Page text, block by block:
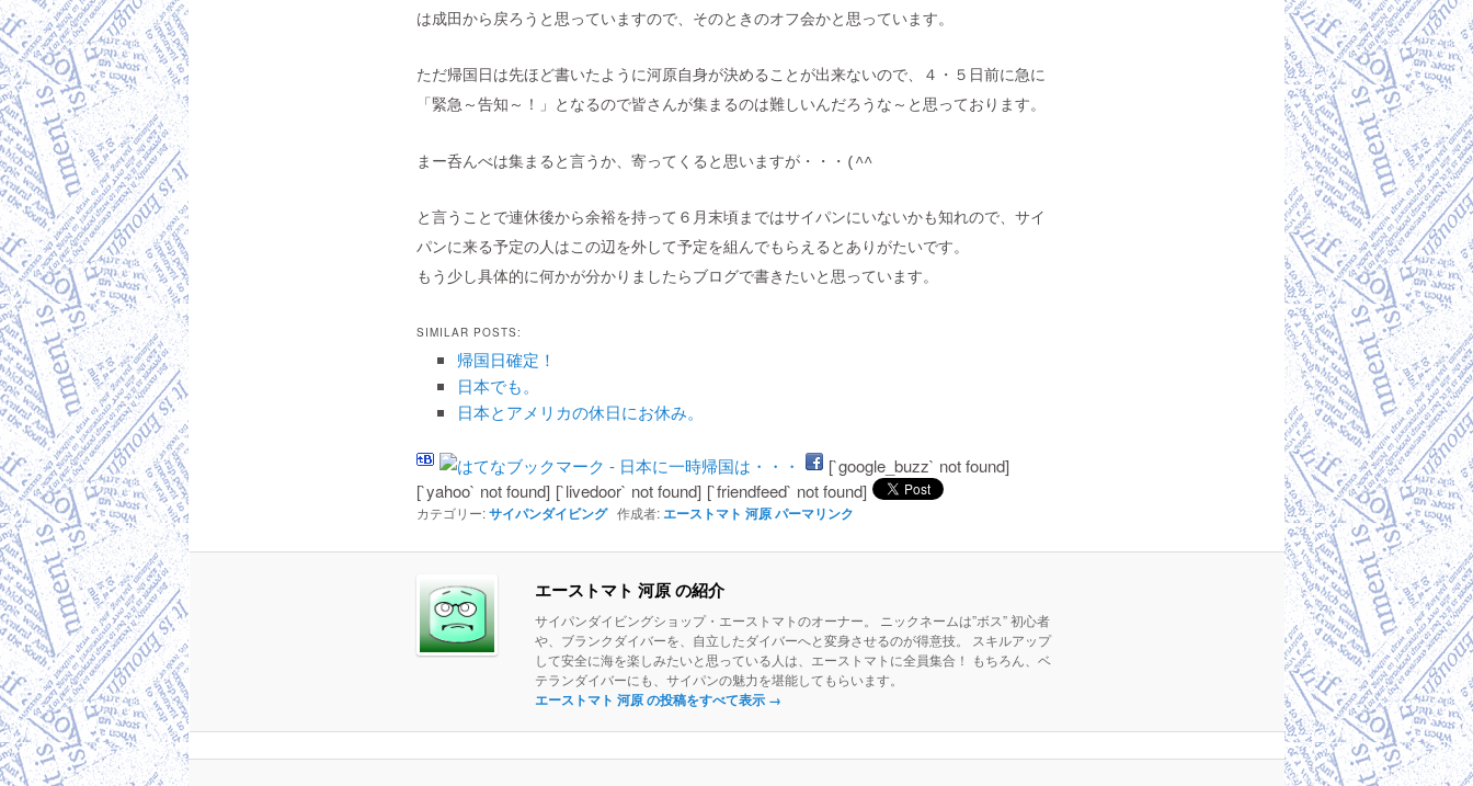
は成田から戻ろうと思っていますので、そのときのオフ会かと思っています。
ただ帰国日は先ほど書いたように河原自身が決めることが出来ないので、４・５日前に急に
「緊急～告知～！」となるので皆さんが集まるのは難しいんだろうな～と思っております。
まー呑んべは集まると言うか、寄ってくると思いますが・・・(^^ゞ
と言うことで連休後から余裕を持って６月末頃まではサイパンにいないかも知れので、サイ
パンに来る予定の人はこの辺を外して予定を組んでもらえるとありがたいです。
もう少し具体的に何かが分かりましたらブログで書きたいと思っています。
SIMILAR POSTS:
帰国日確定！
日本でも。
日本とアメリカの休日にお休み。
[`google_buzz` not found]
[`yahoo` not found] [`livedoor` not found] [`friendfeed` not found]
カテゴリー:サイパンダイビング作成者: エーストマト 河原パーマリンク
エーストマト 河原 の紹介
サイパンダイビングショップ・エーストマトのオーナー。 ニックネームは”ボス” 初心者
や、ブランクダイバーを、自立したダイバーへと変身させるのが得意技。 スキルアップ
して安全に海を楽しみたいと思っている人は、エーストマトに全員集合！ もちろん、ベ
テランダイバーにも、サイパンの魅力を堪能してもらいます。
エーストマト 河原 の投稿をすべて表示 →